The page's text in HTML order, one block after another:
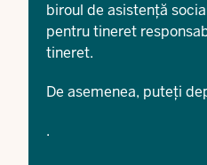
biroul de asistență
pentru tineret
tineret.
De asemenea, puteți
.